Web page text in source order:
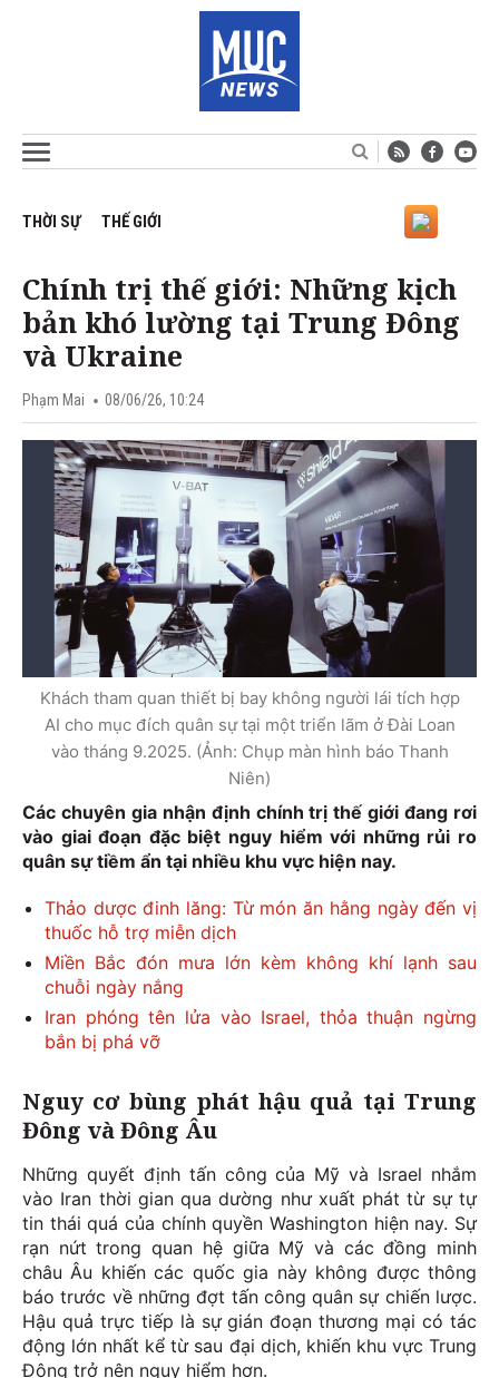
THỜI SỰ THẾ GIỚI
Chính trị thế giới: Những kịch
bản khó lường tại Trung Đông
và Ukraine
Phạm Mai 08/06/26, 10:24
Khách tham quan thiết bị bay không người lái tích hợp
AI cho mục đích quân sự tại một triển lãm ở Đài Loan
vào tháng 9.2025. (Ảnh: Chụp màn hình báo Thanh
Niên)
Các chuyên gia nhận định chính trị thế giới đang rơi
vào giai đoạn đặc biệt nguy hiểm với những rủi ro
quân sự tiềm ẩn tại nhiều khu vực hiện nay.
Thảo dược đinh lăng: Từ món ăn hằng ngày đến vị
thuốc hỗ trợ miễn dịch
Miền Bắc đón mưa lớn kèm không khí lạnh sau
chuỗi ngày nắng
Iran phóng tên lửa vào Israel, thỏa thuận ngừng
bắn bị phá vỡ
Nguy cơ bùng phát hậu quả tại Trung
Đông và Đông Âu
Những quyết định tấn công của Mỹ và Israel nhắm
vào Iran thời gian qua dường như xuất phát từ sự tự
tin thái quá của chính quyền Washington hiện nay. Sự
rạn nứt trong quan hệ giữa Mỹ và các đồng minh
châu Âu khiến các quốc gia này không được thông
báo trước về những đợt tấn công quân sự chiến lược.
Hậu quả trực tiếp là sự gián đoạn thương mại có tác
động lớn nhất kể từ sau đại dịch, khiến khu vực Trung
Đông trở nên nguy hiểm hơn.